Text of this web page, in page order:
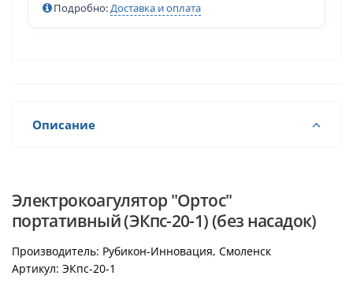
Подробно:Доставка и оплата
Описание
Электрокоагулятор "Ортос"
портативный (ЭКпс-20-1) (без насадок)
Производитель: Рубикон-Инновация, Смоленск
Артикул: ЭКпс-20-1